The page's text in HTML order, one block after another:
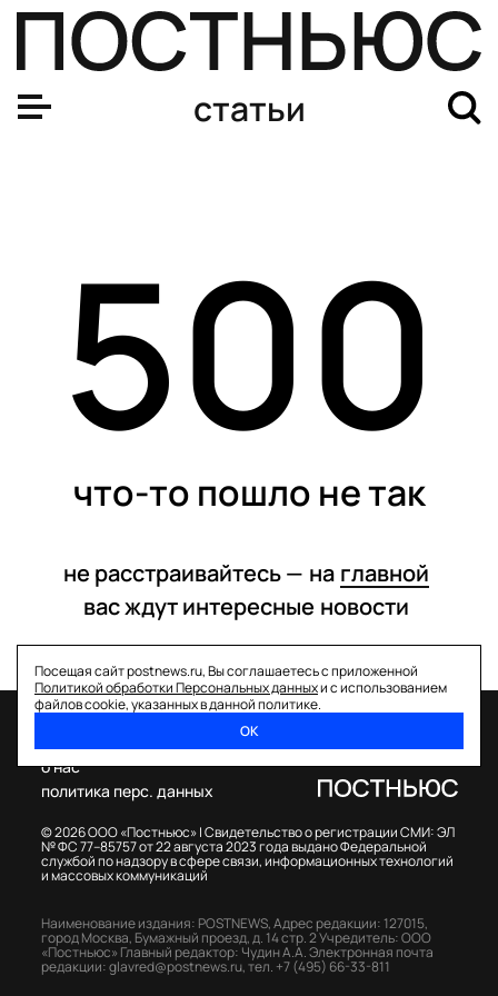
статьи
500
что-то пошло не так
не расстраивайтесь — на главной
вас ждут интересные новости
Посещая сайт postnews.ru, Вы соглашаетесь с приложенной
Политикой обработки Персональных данныхи с использованием
файлов cookie, указанных в данной политике.
ОК
© 2026 ООО «Постньюс» |Свидетельство о регистрации СМИ: ЭЛ
№ ФС 77–85757 от 22 августа 2023 года выдано Федеральной
службой по надзору в сфере связи, информационных технологий
и массовых коммуникаций
о нас
политика перс. данных
Наименование издания: POSTNEWS,Адрес редакции: 127015,
город Москва, Бумажный проезд, д. 14 стр. 2Учредитель: ООО
«Постньюс» Главный редактор: Чудин А.А.Электронная почта
редакции:glavred@postnews.ru,тел. +7 (495) 66-33-811